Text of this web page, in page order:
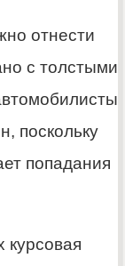
отнести
с толстыми
поскольку
попадания
курсовая